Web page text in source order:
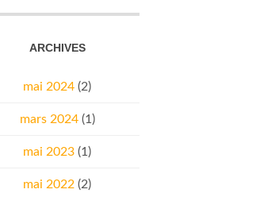
ARCHIVES
mai 2024 (2)
mars 2024(1)
mai 2023 (1)
mai 2022 (2)